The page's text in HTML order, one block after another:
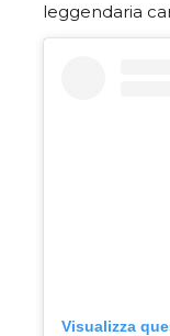
leggendaria
Visualizza